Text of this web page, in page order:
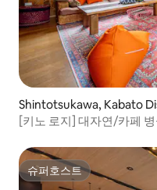
Shintotsukawa, Kabato
[키노 로지] 대자연/카페
슈퍼호스트
슈퍼호스트